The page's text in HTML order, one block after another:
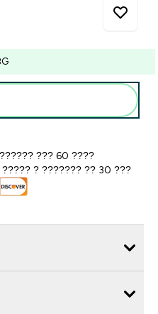
??? 60 ????
? ??????? ?? 30 ???